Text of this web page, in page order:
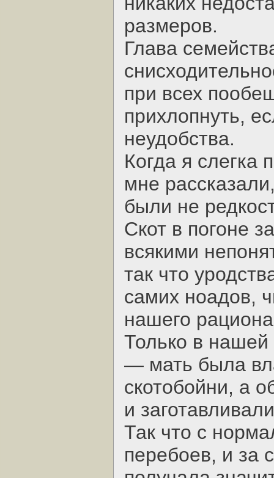
размеров.
Глава
при всех
прихлопнуть,
неудобства.
Когда я слегка
мне
были не
Скот в погоне
всякими
так что
самих ноадов,
нашего
Только в
— мать была
скотобойни, а
и
Так что с
перебоев, и за